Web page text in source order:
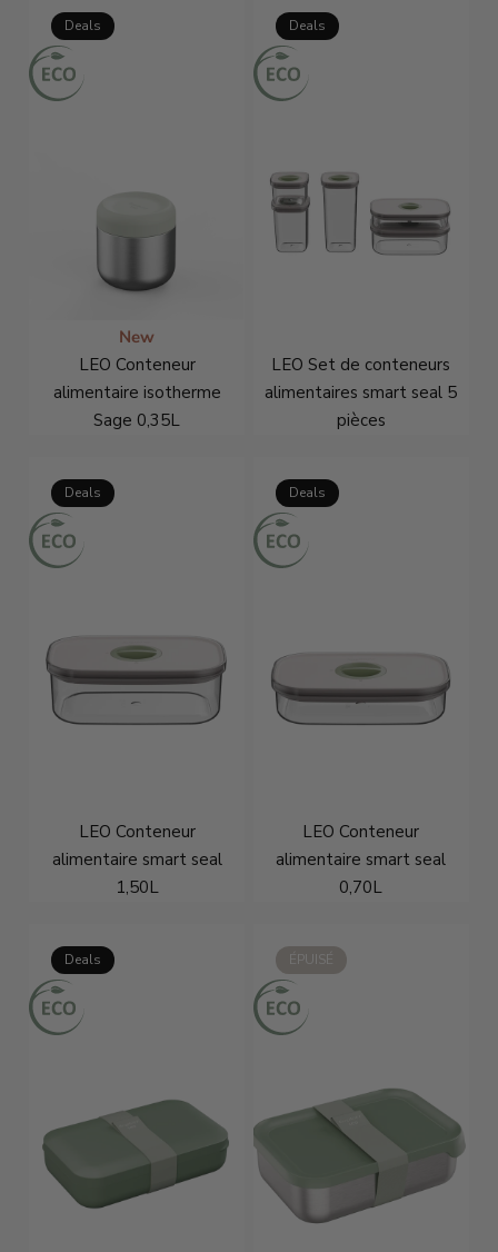
Deals
New
LEO Conteneur
alimentaire isotherme
Sage 0,35L
Deals
LEO Set de conteneurs
alimentaires smart seal 5
pièces
Deals
LEO Conteneur
alimentaire smart seal
1,50L
Deals
LEO Conteneur
alimentaire smart seal
0,70L
Deals ÉPUISÉ